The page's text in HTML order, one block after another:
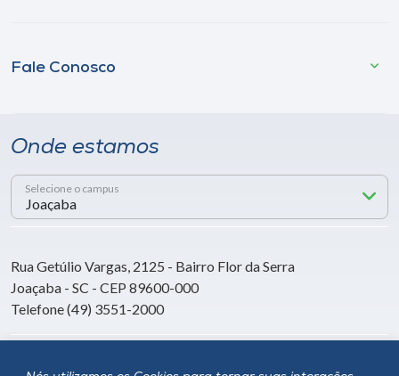
Fale Conosco
Onde estamos
Selecione o campus
Rua Getúlio Vargas, 2125 - Bairro Flor da Serra
Joaçaba - SC - CEP 89600-000
Telefone (49) 3551-2000
Siga a Unoesc